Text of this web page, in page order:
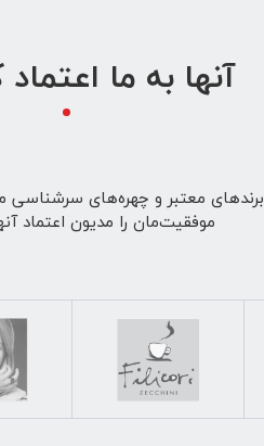
آنها به ما اعتماد
برندهای معتبر و چهره‌های سرشناسی
موفقیت‌مان را مدیون اعتماد